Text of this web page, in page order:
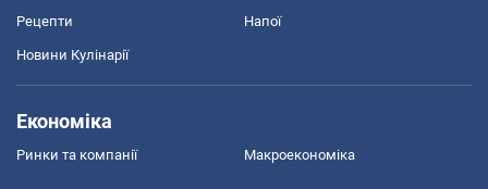
Рецепти Напої
Новини Кулінарії
Економіка
Ринки та компанії Макроекономіка